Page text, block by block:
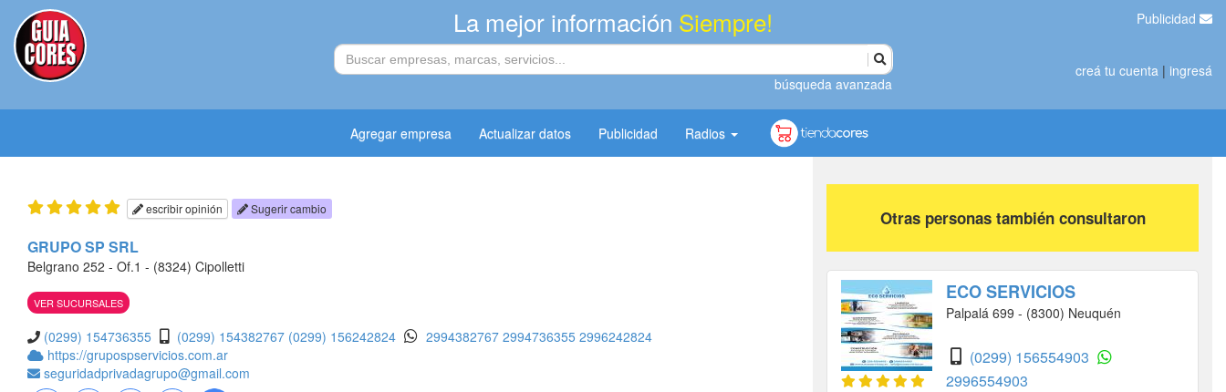
La mejor información Siempre!
búsqueda avanzada
Publicidad
creá tu cuenta | ingresá
Agregar empresa Actualizar datos Publicidad Radios
escribir opinión Sugerir cambio
GRUPO SP SRL
Belgrano 252 - Of.1 - (8324) Cipolletti
VER SUCURSALES
(0299) 154736355 (0299) 154382767 (0299) 156242824 2994382767 2994736355 2996242824
https://grupospservicios.com.ar
seguridadprivadagrupo@gmail.com
Otras personas también consultaron
ECO SERVICIOS
Palpalá 699 - (8300) Neuquén
(0299) 156554903
2996554903